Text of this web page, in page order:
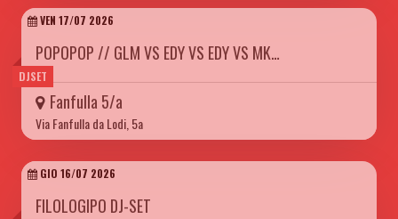
DJSET
VEN 17/07 2026
POPOPOP // GLM VS EDY VS EDY VS MK…
Fanfulla 5/a
Via Fanfulla da Lodi, 5a
GIO 16/07 2026
FILOLOGIPO DJ-SET